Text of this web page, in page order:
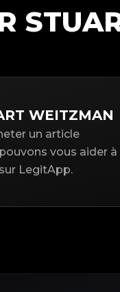
WEITZMAN
un article
vous aider à
LegitApp.